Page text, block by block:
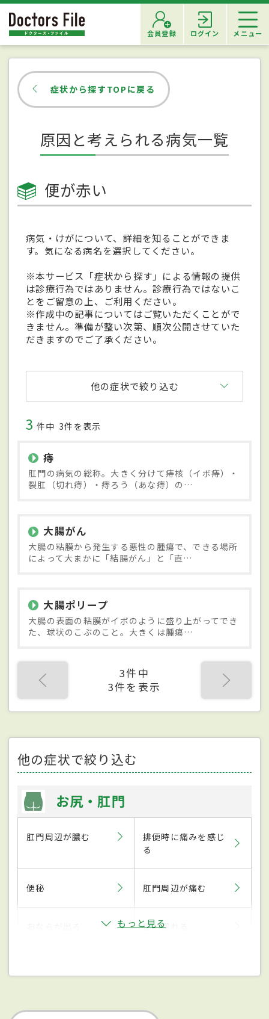
会員登録 ログイン メニュー
症状から探すTOPに戻る
原因と考えられる病気一覧
便が赤い
病気・けがについて、詳細を知ることができま
す。気になる病名を選択してください。
※本サービス「症状から探す」による情報の提供
は診療行為ではありません。診療行為ではないこ
とをご留意の上、ご利用ください。
※作成中の記事についてはご覧いただくことがで
きません。準備が整い次第、順次公開させていた
だきますのでご了承ください。
他の症状で絞り込む
3 件中 3件を表示
痔
肛門の病気の総称。大きく分けて痔核（イボ痔）・
裂肛（切れ痔）・痔ろう（あな痔）の…
大腸がん
大腸の粘膜から発生する悪性の腫瘍で、できる場所
によって大まかに「結腸がん」と「直…
大腸ポリープ
大腸の表面の粘膜がイボのように盛り上がってでき
た、球状のこぶのこと。大きくは腫瘍…
3件中
3件を表示
他の症状で絞り込む
お尻・肛門
肛門周辺が膿む
排便時に痛みを感じ
る
便秘 肛門周辺が痛む
便が漏れる
もっと見る